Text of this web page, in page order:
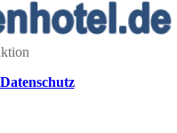
Datenschutz